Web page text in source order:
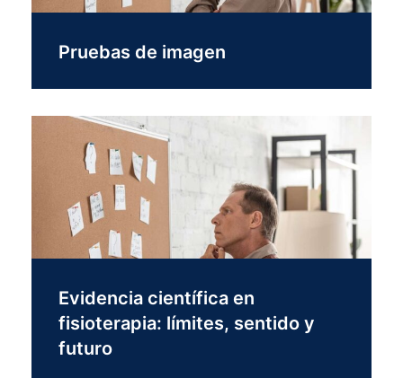
Pruebas de imagen
Evidencia científica en
fisioterapia: límites, sentido y
futuro